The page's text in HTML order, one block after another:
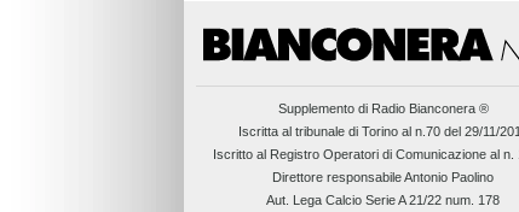
Supplemento di Radio Bianconera ®
Iscritta al tribunale di Torino al n.70 del 29/11/
Iscritto al Registro Operatori di Comunicazione al n.
Direttore responsabile Antonio Paolino
Aut. Lega Calcio Serie A 21/22 num. 178